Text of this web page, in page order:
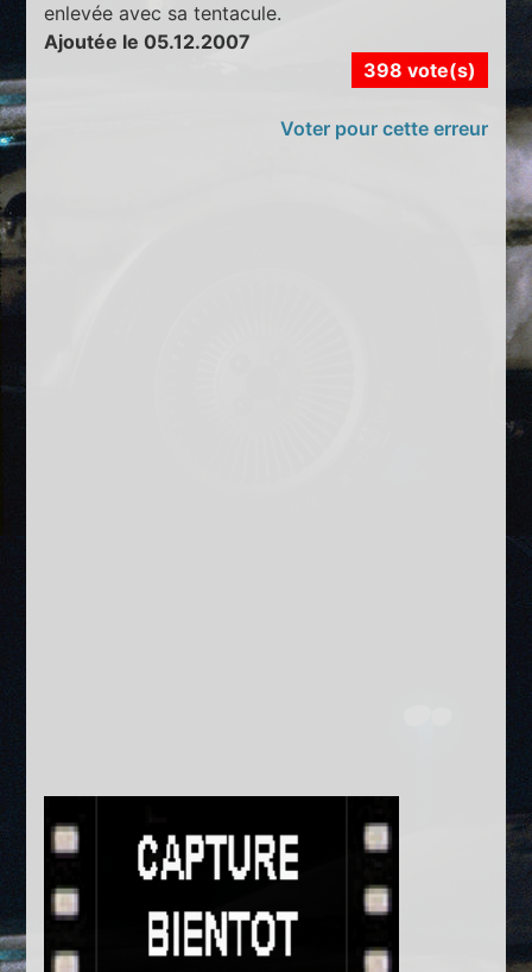
enlevée avec sa tentacule.
Ajoutée le 05.12.2007
398 vote(s)
Voter pour cette erreur